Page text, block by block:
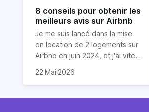
8 conseils pour obtenir les
meilleurs avis sur Airbnb
Je me suis lancé dans la mise
en location de 2 logements sur
Airbnb en juin 2024, et j'ai vite
exceptionnels, une
étoiles de la part de vos
22 Mai 2026